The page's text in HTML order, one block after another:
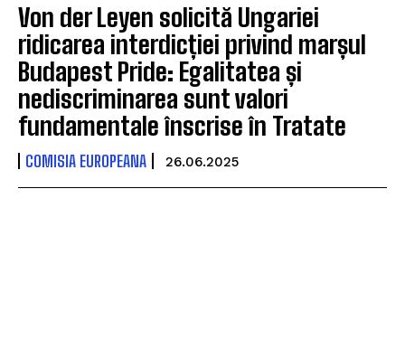
Von der Leyen solicită Ungariei
ridicarea interdicției privind marșul
Budapest Pride: Egalitatea și
nediscriminarea sunt valori
fundamentale înscrise în Tratate
COMISIA EUROPEANA 26.06.2025